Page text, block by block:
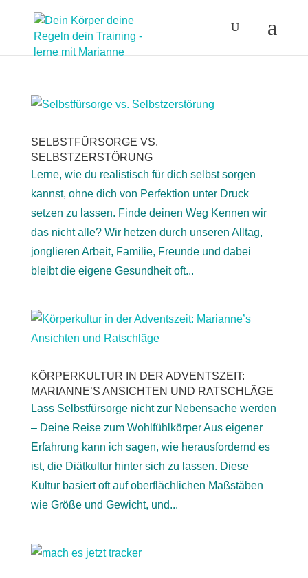
SELBSTFÜRSORGE VS.
SELBSTZERSTÖRUNG
Lerne, wie du realistisch für dich selbst sorgen
kannst, ohne dich von Perfektion unter Druck
setzen zu lassen. Finde deinen Weg Kennen wir
das nicht alle? Wir hetzen durch unseren Alltag,
jonglieren Arbeit, Familie, Freunde und dabei
bleibt die eigene Gesundheit oft...
KÖRPERKULTUR IN DER ADVENTSZEIT:
MARIANNE’S ANSICHTEN UND RATSCHLÄGE
Lass Selbstfürsorge nicht zur Nebensache werden
– Deine Reise zum Wohlfühlkörper Aus eigener
Erfahrung kann ich sagen, wie herausfordernd es
ist, die Diätkultur hinter sich zu lassen. Diese
Kultur basiert oft auf oberflächlichen Maßstäben
wie Größe und Gewicht, und...